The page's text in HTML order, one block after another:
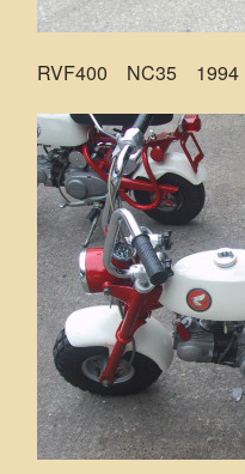
RVF400 NC35 1994